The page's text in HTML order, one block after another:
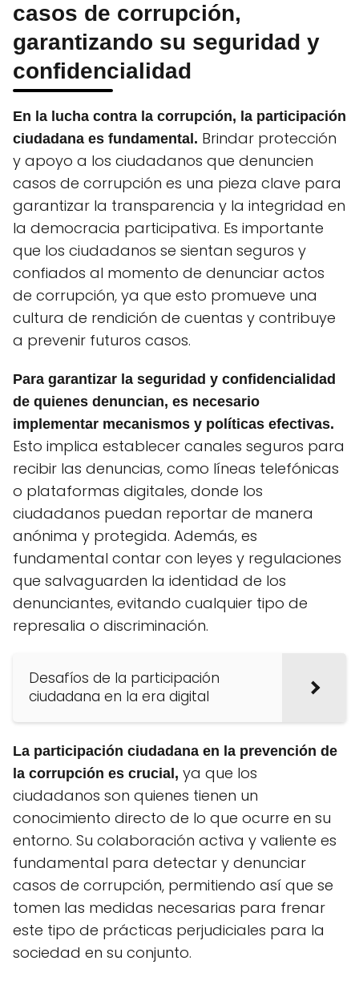
casos de corrupción,
garantizando su seguridad y
confidencialidad
En la lucha contra la corrupción, la participación
ciudadana es fundamental. Brindar protección
y apoyo a los ciudadanos que denuncien
casos de corrupción es una pieza clave para
garantizar la transparencia y la integridad en
la democracia participativa. Es importante
que los ciudadanos se sientan seguros y
confiados al momento de denunciar actos
de corrupción, ya que esto promueve una
cultura de rendición de cuentas y contribuye
a prevenir futuros casos.
Para garantizar la seguridad y confidencialidad
de quienes denuncian, es necesario
implementar mecanismos y políticas efectivas.
Esto implica establecer canales seguros para
recibir las denuncias, como líneas telefónicas
o plataformas digitales, donde los
ciudadanos puedan reportar de manera
anónima y protegida. Además, es
fundamental contar con leyes y regulaciones
que salvaguarden la identidad de los
denunciantes, evitando cualquier tipo de
represalia o discriminación.
Desafíos de la participación
ciudadana en la era digital
La participación ciudadana en la prevención de
la corrupción es crucial, ya que los
ciudadanos son quienes tienen un
conocimiento directo de lo que ocurre en su
entorno. Su colaboración activa y valiente es
fundamental para detectar y denunciar
casos de corrupción, permitiendo así que se
tomen las medidas necesarias para frenar
este tipo de prácticas perjudiciales para la
sociedad en su conjunto.